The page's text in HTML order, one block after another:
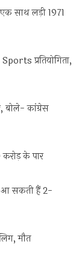
साथ लड़ी 1971
प्रतियोगिता,
बोले- कांग्रेस
करोड़ के पार
आ सकती हैं 2-
मौत